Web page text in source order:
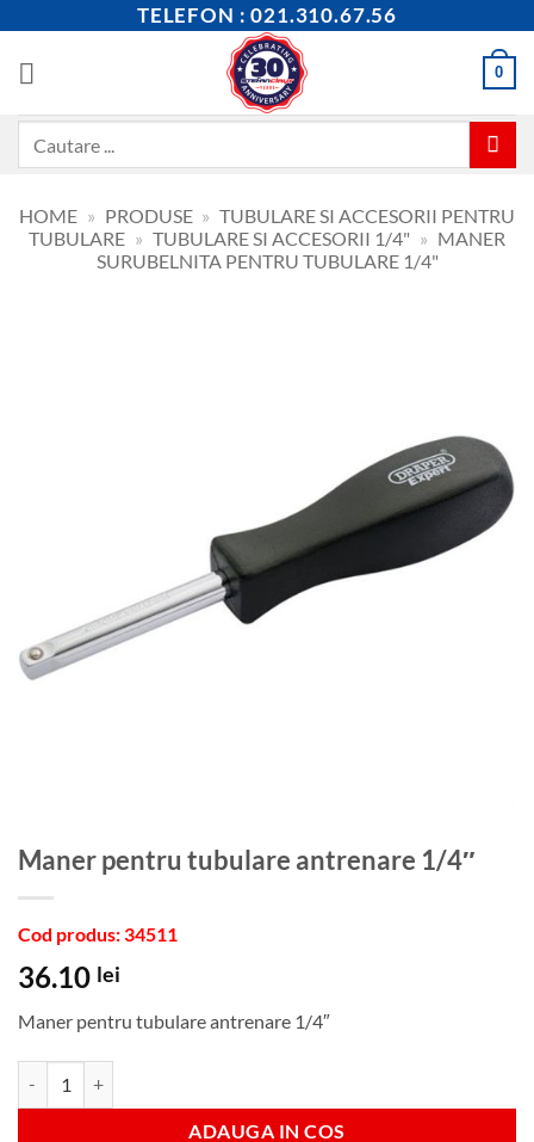
content
TELEFON : 021.310.67.56
0
HOME » PRODUSE » TUBULARE SI ACCESORII PENTRU
TUBULARE » TUBULARE SI ACCESORII 1/4" » MANER
SURUBELNITA PENTRU TUBULARE 1/4"
Maner pentru tubulare antrenare 1/4″
Cod produs: 34511
36.10 lei
Maner pentru tubulare antrenare 1/4″
ADAUGA IN COS